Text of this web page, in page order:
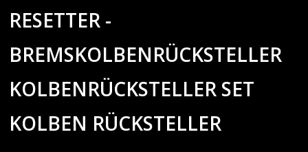
RESETTER -
BREMSKOLBENRÜCKSTELLER
KOLBENRÜCKSTELLER SET
KOLBEN RÜCKSTELLER